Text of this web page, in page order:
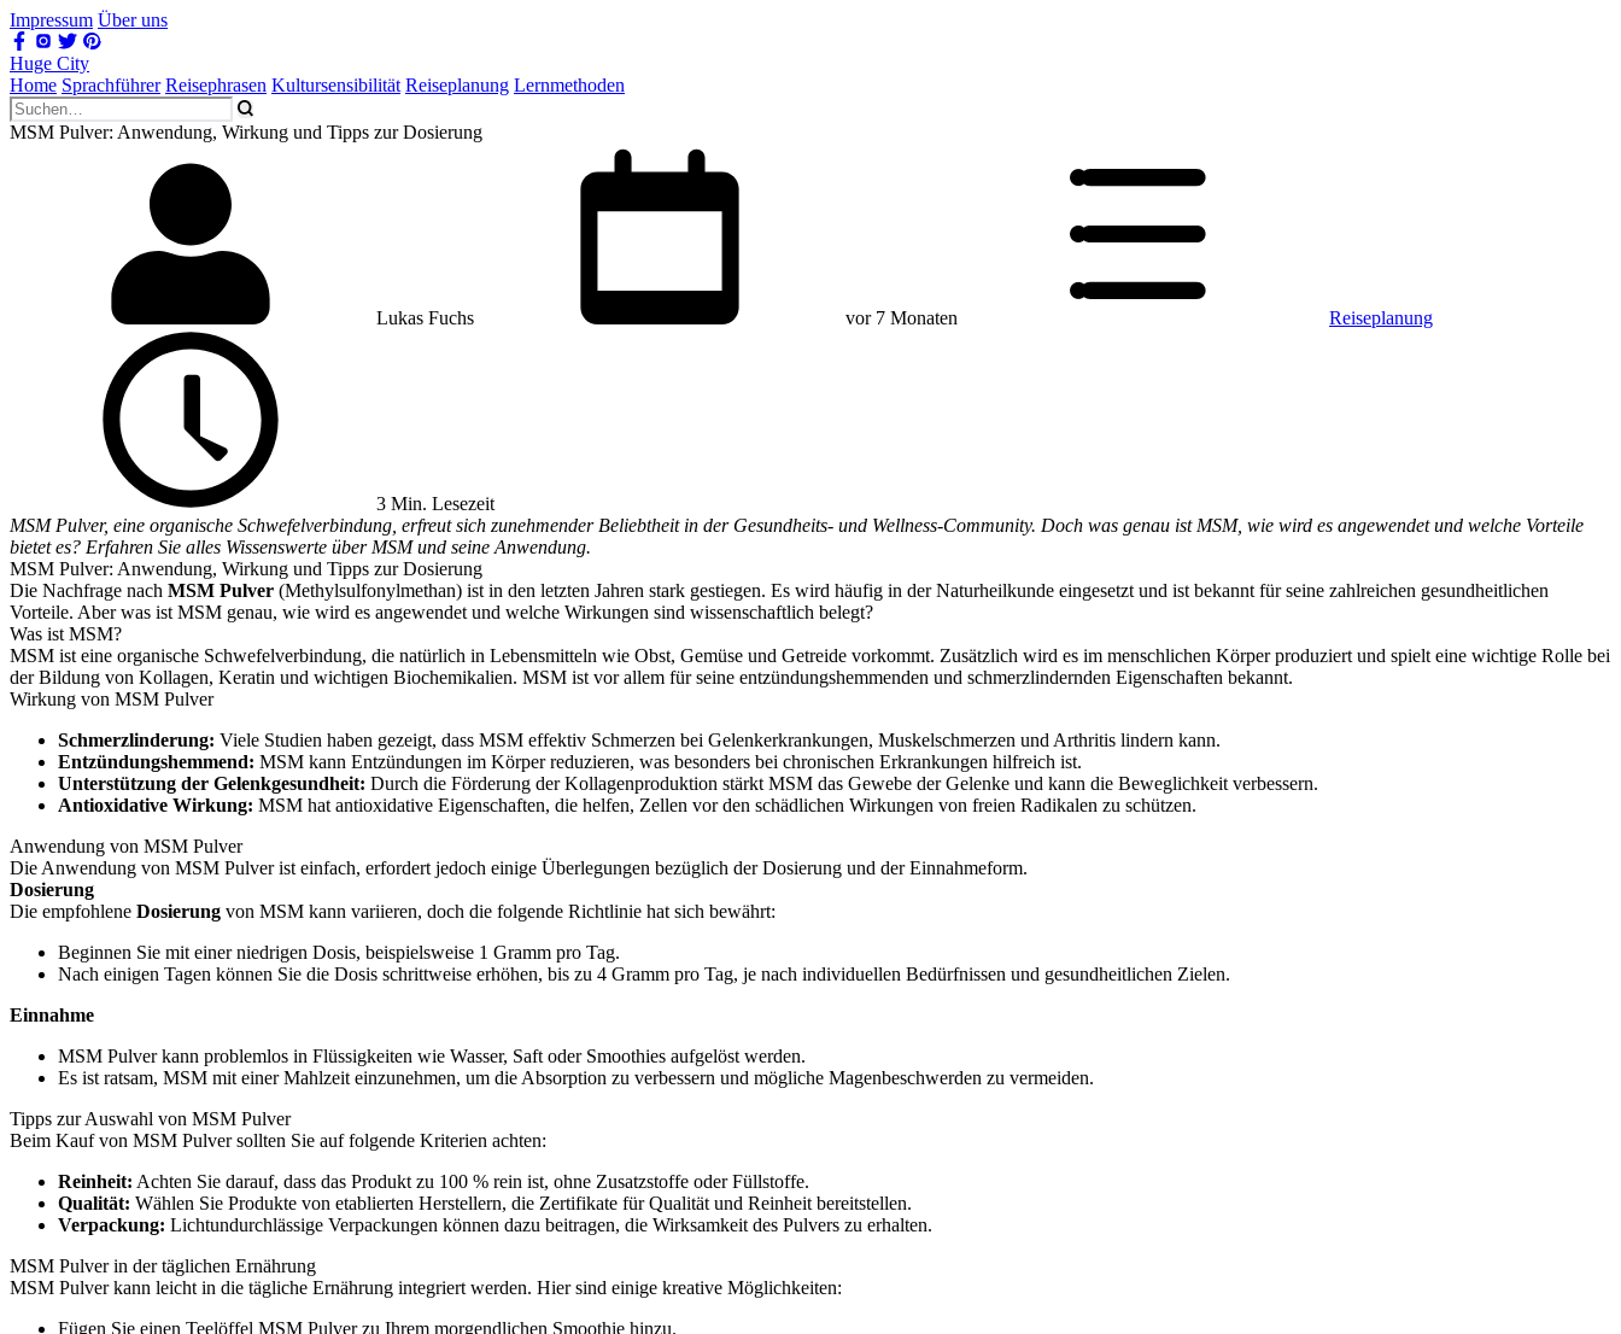
Impressum Über uns
Huge City
Home Sprachführer Reisephrasen Kultursensibilität Reiseplanung Lernmethoden
MSM Pulver: Anwendung, Wirkung und Tipps zur Dosierung
Lukas Fuchs vor 7 Monaten Reiseplanung
3 Min. Lesezeit
MSM Pulver, eine organische Schwefelverbindung, erfreut sich zunehmender Beliebtheit in der Gesundheits- und Wellness-Community. Doch was genau ist MSM, wie wird es angewendet und welche Vorteile
bietet es? Erfahren Sie alles Wissenswerte über MSM und seine Anwendung.
MSM Pulver: Anwendung, Wirkung und Tipps zur Dosierung
Die Nachfrage nach MSM Pulver (Methylsulfonylmethan) ist in den letzten Jahren stark gestiegen. Es wird häufig in der Naturheilkunde eingesetzt und ist bekannt für seine zahlreichen gesundheitlichen
Vorteile. Aber was ist MSM genau, wie wird es angewendet und welche Wirkungen sind wissenschaftlich belegt?
Was ist MSM?
MSM ist eine organische Schwefelverbindung, die natürlich in Lebensmitteln wie Obst, Gemüse und Getreide vorkommt. Zusätzlich wird es im menschlichen Körper produziert und spielt eine wichtige Rolle bei
der Bildung von Kollagen, Keratin und wichtigen Biochemikalien. MSM ist vor allem für seine entzündungshemmenden und schmerzlindernden Eigenschaften bekannt.
Wirkung von MSM Pulver
Schmerzlinderung: Viele Studien haben gezeigt, dass MSM effektiv Schmerzen bei Gelenkerkrankungen, Muskelschmerzen und Arthritis lindern kann.
Entzündungshemmend: MSM kann Entzündungen im Körper reduzieren, was besonders bei chronischen Erkrankungen hilfreich ist.
Unterstützung der Gelenkgesundheit: Durch die Förderung der Kollagenproduktion stärkt MSM das Gewebe der Gelenke und kann die Beweglichkeit verbessern.
Antioxidative Wirkung: MSM hat antioxidative Eigenschaften, die helfen, Zellen vor den schädlichen Wirkungen von freien Radikalen zu schützen.
Anwendung von MSM Pulver
Die Anwendung von MSM Pulver ist einfach, erfordert jedoch einige Überlegungen bezüglich der Dosierung und der Einnahmeform.
Dosierung
Die empfohlene Dosierung von MSM kann variieren, doch die folgende Richtlinie hat sich bewährt:
Beginnen Sie mit einer niedrigen Dosis, beispielsweise 1 Gramm pro Tag.
Nach einigen Tagen können Sie die Dosis schrittweise erhöhen, bis zu 4 Gramm pro Tag, je nach individuellen Bedürfnissen und gesundheitlichen Zielen.
Einnahme
MSM Pulver kann problemlos in Flüssigkeiten wie Wasser, Saft oder Smoothies aufgelöst werden.
Es ist ratsam, MSM mit einer Mahlzeit einzunehmen, um die Absorption zu verbessern und mögliche Magenbeschwerden zu vermeiden.
Tipps zur Auswahl von MSM Pulver
Beim Kauf von MSM Pulver sollten Sie auf folgende Kriterien achten:
Reinheit: Achten Sie darauf, dass das Produkt zu 100 % rein ist, ohne Zusatzstoffe oder Füllstoffe.
Qualität: Wählen Sie Produkte von etablierten Herstellern, die Zertifikate für Qualität und Reinheit bereitstellen.
Verpackung: Lichtundurchlässige Verpackungen können dazu beitragen, die Wirksamkeit des Pulvers zu erhalten.
MSM Pulver in der täglichen Ernährung
MSM Pulver kann leicht in die tägliche Ernährung integriert werden. Hier sind einige kreative Möglichkeiten:
Fügen Sie einen Teelöffel MSM Pulver zu Ihrem morgendlichen Smoothie hinzu.